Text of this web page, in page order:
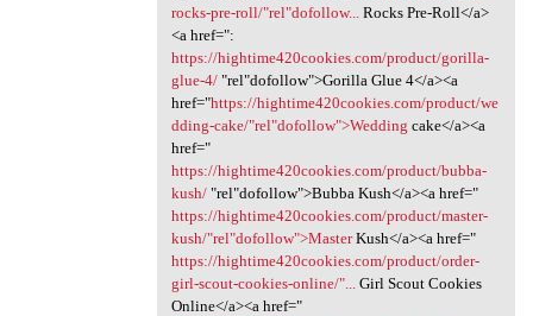
rocks-pre-roll/"rel"dofollow...
Rocks Pre-Roll</a>
<a href=":
https://hightime420cookies.com/product/gorilla-
glue-4/‎"rel"dofollow">Gorilla Glue 4</a><a
href="https://hightime420cookies.com/product/we
dding-cake/"rel"dofollow">Wedding cake</a><a
href="
https://hightime420cookies.com/product/bubba-
kush/‎"rel"dofollow">Bubba Kush</a><a href="
https://hightime420cookies.com/product/master-
kush/"rel"dofollow">MasterKush</a><a href="
https://hightime420cookies.com/product/order-
girl-scout-cookies-online/"...
Girl Scout Cookies
Online</a><a href="